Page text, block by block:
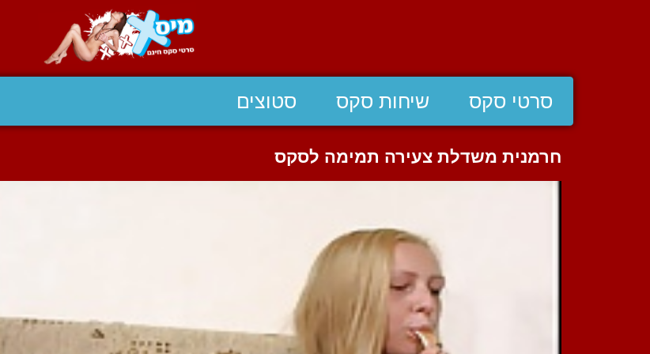
סרטי סקס שיחות סקס סטוצים
חרמנית משדלת צעירה תמימה לסקס